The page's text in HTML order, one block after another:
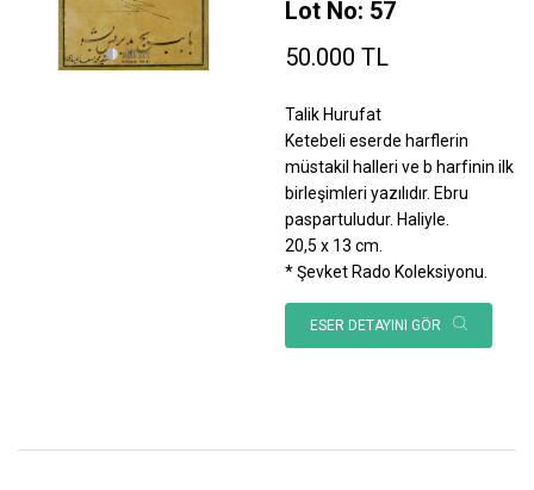
Lot No: 57
50.000 TL
Talik Hurufat
Ketebeli eserde harflerin
müstakil halleri ve b harfinin ilk
birleşimleri yazılıdır. Ebru
paspartuludur. Haliyle.
20,5 x 13 cm.
* Şevket Rado Koleksiyonu.
ESER DETAYINI GÖR